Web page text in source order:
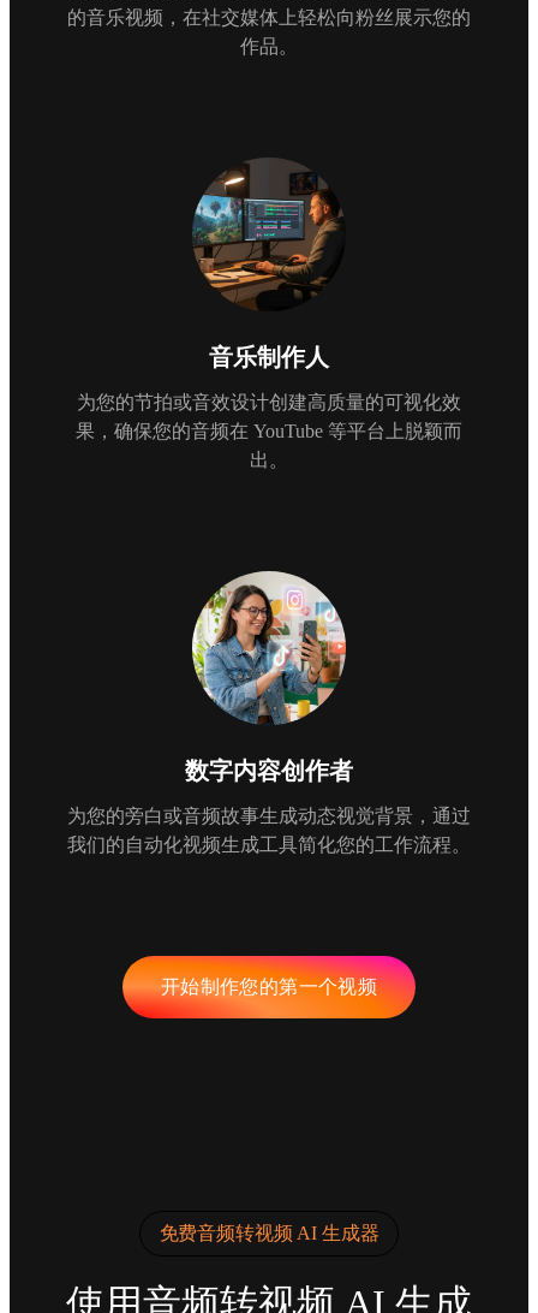
的音乐视频，在社交媒体上轻松向粉丝展示您的
作品。
音乐制作人
为您的节拍或音效设计创建高质量的可视化效
果，确保您的音频在 YouTube 等平台上脱颖而
出。
数字内容创作者
为您的旁白或音频故事生成动态视觉背景，通过
我们的自动化视频生成工具简化您的工作流程。
开始制作您的第一个视频
免费音频转视频 AI 生成器
使用音频转视频 AI 生成